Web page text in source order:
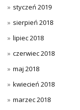
styczeń 2019
sierpień 2018
lipiec 2018
czerwiec 2018
maj 2018
kwiecień 2018
marzec 2018